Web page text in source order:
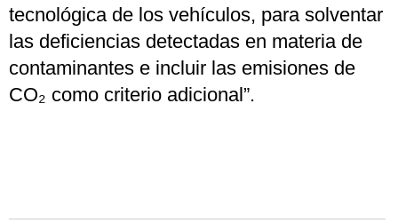
tecnológica de los vehículos, para solventar
las deficiencias detectadas en materia de
contaminantes e incluir las emisiones de
CO₂ como criterio adicional”.